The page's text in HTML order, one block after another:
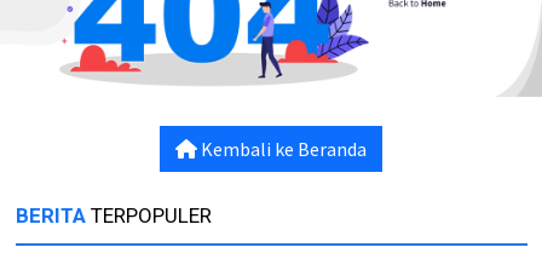
Kembali ke Beranda
BERITA TERPOPULER